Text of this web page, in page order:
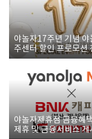
야놀자17주년 기념 야
주센터 할인 프로모션
야놀자제휴점 금융혜
제휴 및 금융서비스 게